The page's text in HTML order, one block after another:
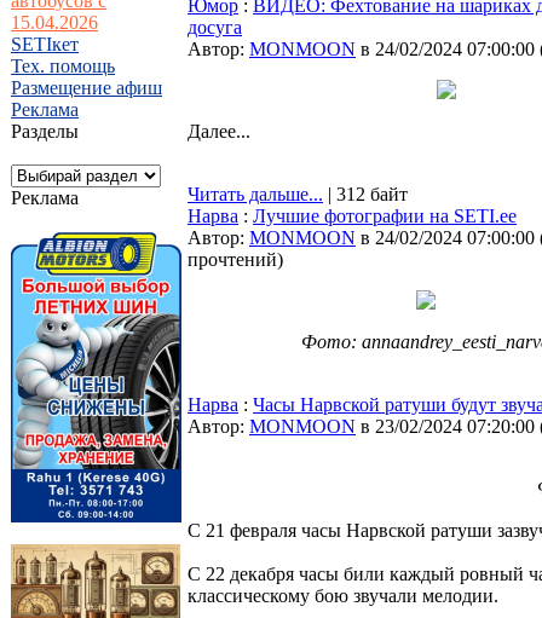
15.04.2026
SETIкет
Тех. помощь
Размещение афиш
Реклама
Разделы
Реклама
Юмор : ВИДЕО: Фехтование на шариках
досуга
Автор: MONMOON в 24/02/2024 07:00:00
Далее...
Читать дальше... | 312 байт
Нарва : Лучшие фотографии на SETI.ee
Автор: MONMOON в 24/02/2024 07:00:00
прочтений)
Фото:
Нарва : Часы Нарвской ратуши будут
Автор: MONMOON в 23/02/2024 07:20:00
С 21 февраля часы Нарвской ратуши
С 22 декабря часы били каждый ровный
классическому бою звучали мелодии.